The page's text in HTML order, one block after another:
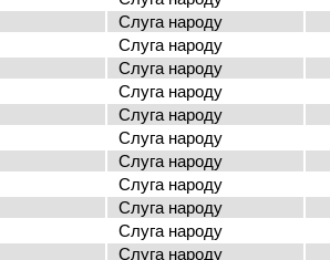
Слуга народу
Слуга народу
Слуга народу
Слуга народу
Слуга народу
Слуга народу
Слуга народу
Слуга народу
Слуга народу
Слуга народу
Слуга народу